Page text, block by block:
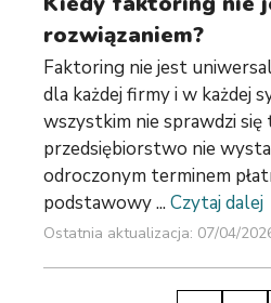
rozwiązaniem?
Faktoring nie jest
dla każdej firmy i w każdej
wszystkim nie sprawdzi się
przedsiębiorstwo nie
odroczonym terminem
podstawowy ...Czytaj dalej
Ostatnia aktualizacja: 07/04/